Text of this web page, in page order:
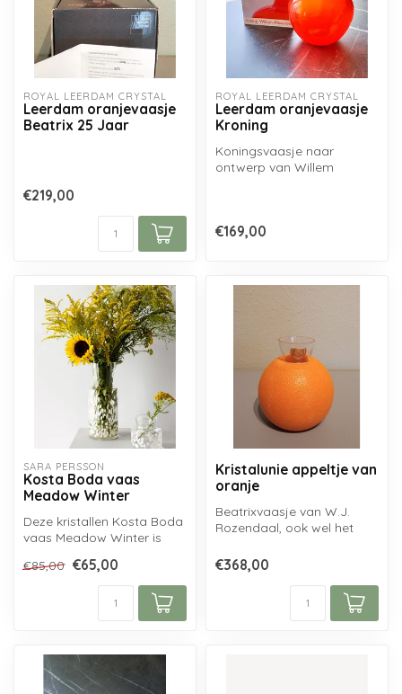
ROYAL LEERDAM CRYSTAL
Leerdam oranjevaasje
Beatrix 25 Jaar
€219,00
ROYAL LEERDAM CRYSTAL
Leerdam oranjevaasje
Kroning
Koningsvaasje naar
ontwerp van Willem
€169,00
SARA PERSSON
Kosta Boda vaas
Meadow Winter
Deze kristallen Kosta Boda
vaas Meadow Winter is
Scandinavisc...
€85,00 €65,00
Kristalunie appeltje van
oranje
Beatrixvaasje van W.J.
Rozendaal, ook wel het
In 1938 v...
€368,00